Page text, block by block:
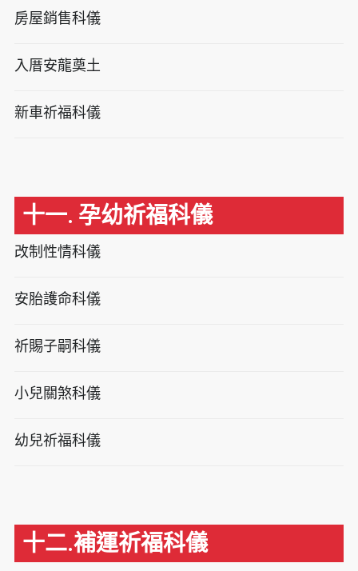
房屋銷售科儀
入厝安龍奠土
新車祈福科儀
十一. 孕幼祈福科儀
改制性情科儀
安胎護命科儀
祈賜子嗣科儀
小兒關煞科儀
幼兒祈福科儀
十二.補運祈福科儀